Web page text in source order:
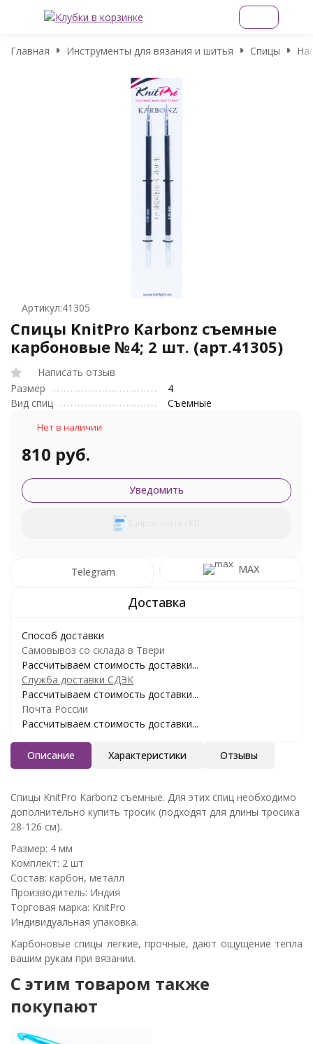
Главная Инструменты для вязания и шитья Спицы
Артикул:41305
Спицы KnitPro Karbonz съемные
карбоновые №4; 2 шт. (арт.41305)
Написать отзыв
Размер
4
Вид спиц
Съемные
Нет в наличии
810 руб.
Уведомить
Telegram MAX
Способ доставки
Самовывоз со склада в Твери
Рассчитываем стоимость доставки...
Служба доставки СДЭК
Рассчитываем стоимость доставки...
Почта России
Рассчитываем стоимость доставки...
Описание Характеристики Отзывы
Спицы KnitPro Karbonz съемные. Для этих спиц необходимо
дополнительно купить тросик (подходят для длины тросика
28-126 см).
Размер: 4 мм
Комплект: 2 шт
Состав: карбон, металл
Производитель: Индия
Торговая марка: KnitPro
Индивидуальная упаковка.
Карбоновые спицы легкие, прочные, дают ощущение тепла
вашим рукам при вязании.
C этим товаром также
покупают